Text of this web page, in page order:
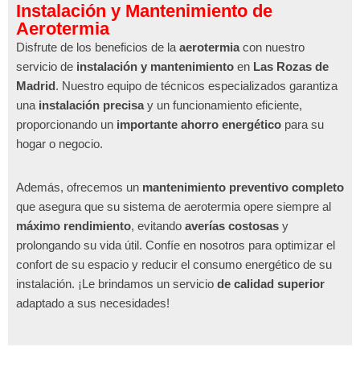
Instalación y Mantenimiento de
Aerotermia
Disfrute de los beneficios de laaerotermiacon nuestro
servicio de instalación y mantenimiento en Las Rozas de
Madrid . Nuestro equipo de técnicos especializados garantiza
una instalación precisay un funcionamiento eficiente,
proporcionando un importante ahorro energético para su
hogar o negocio.
Además, ofrecemos un mantenimiento preventivo completo
que asegura que su sistema de aerotermia opere siempre al
máximo rendimiento, evitando averías costosas y
prolongando su vida útil. Confíe en nosotros para optimizar el
confort de su espacio y reducir el consumo energético de su
instalación. ¡Le brindamos un servicio de calidad superior
adaptado a sus necesidades!